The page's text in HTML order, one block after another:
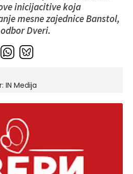
inicijacitive koja
mesne zajednice Banstol,
Dveri.
IN Medija